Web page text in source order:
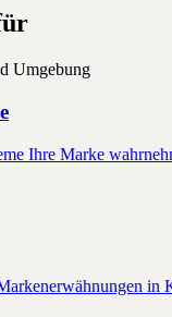
Umgebung
Ihre Marke
in